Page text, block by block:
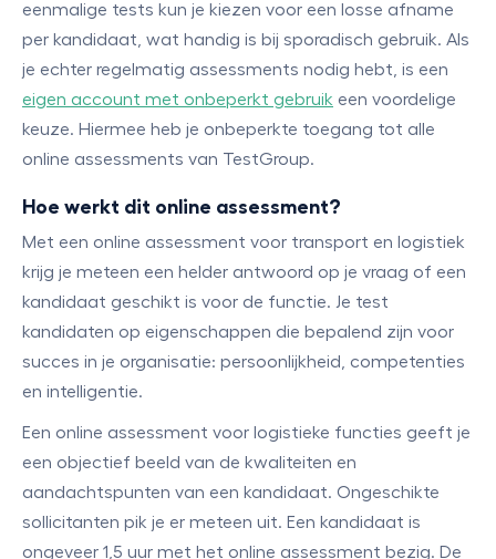
eenmalige tests kun je kiezen voor een losse afname
per kandidaat, wat handig is bij sporadisch gebruik. Als
je echter regelmatig assessments nodig hebt, is een
eigen account met onbeperkt gebruik een voordelige
keuze. Hiermee heb je onbeperkte toegang tot alle
online assessments van TestGroup.
Hoe werkt dit online assessment?
Met een online assessment voor transport en logistiek
krijg je meteen een helder antwoord op je vraag of een
kandidaat geschikt is voor de functie. Je test
kandidaten op eigenschappen die bepalend zijn voor
succes in je organisatie: persoonlijkheid, competenties
en intelligentie.
Een online assessment voor logistieke functies geeft je
een objectief beeld van de kwaliteiten en
aandachtspunten van een kandidaat. Ongeschikte
sollicitanten pik je er meteen uit. Een kandidaat is
ongeveer 1,5 uur met het online assessment bezig. De